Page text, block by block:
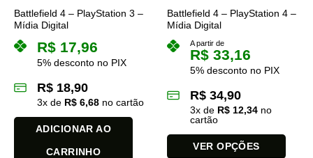
Battlefield 4 – PlayStation 3 –
Mídia Digital
R$ 17,96
5% desconto no PIX
R$ 18,90
3x de R$ 6,68 no cartão
ADICIONAR AO
CARRINHO
Battlefield 4 – PlayStation 4 –
Mídia Digital
A partir de
R$ 33,16
5% desconto no PIX
R$ 34,90
3x de R$ 12,34 no
cartão
VER OPÇÕES